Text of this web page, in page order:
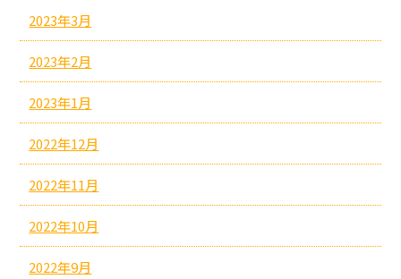
2023年3月
2023年2月
2023年1月
2022年12月
2022年11月
2022年10月
2022年9月